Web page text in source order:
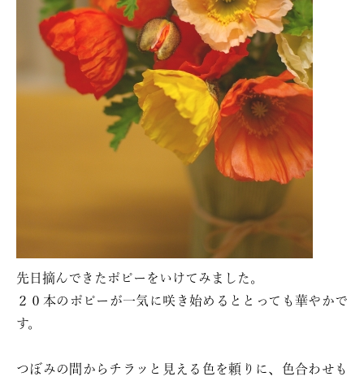
先日摘んできたポピーをいけてみました。
２０本のポピーが一気に咲き始めるととっても華やかで
す。
つぼみの間からチラッと見える色を頼りに、色合わせも